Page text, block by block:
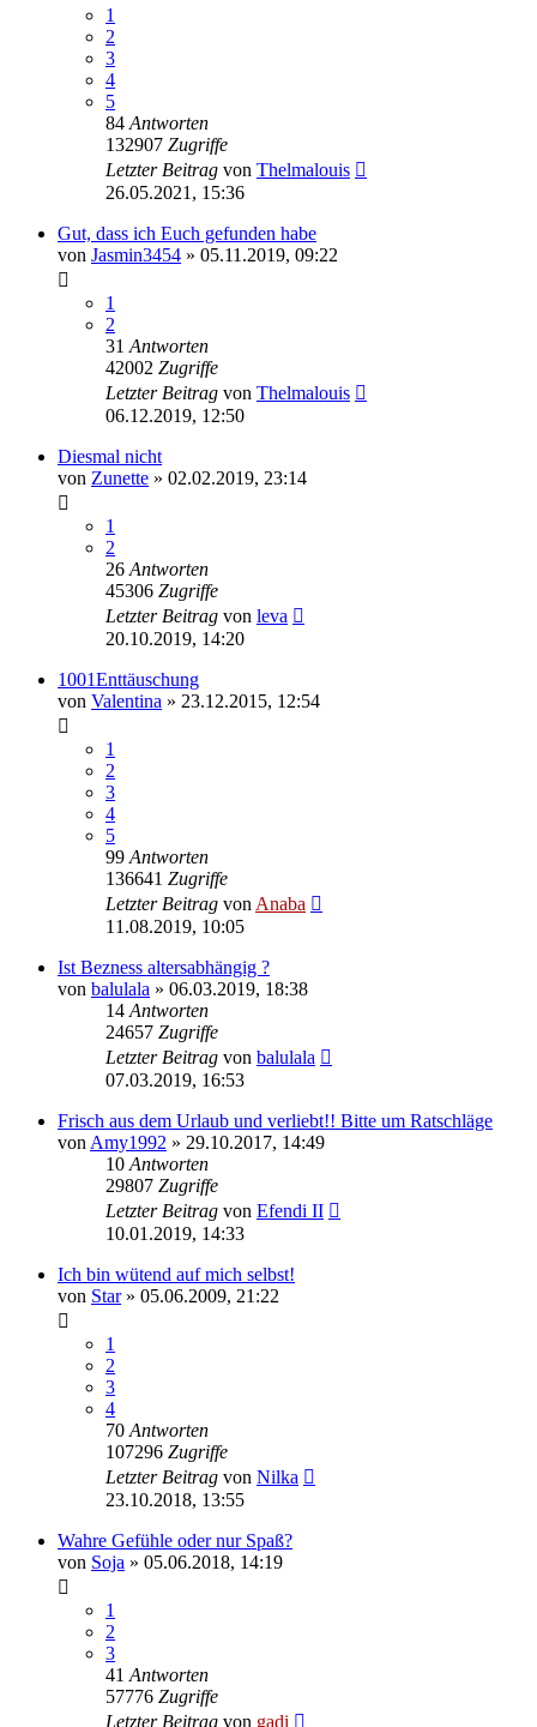
1
2
3
4
5
84 Antworten
132907 Zugriffe
Letzter Beitrag von Thelmalouis
26.05.2021, 15:36
Gut, dass ich Euch gefunden habe
von Jasmin3454 » 05.11.2019, 09:22
1
2
31 Antworten
42002 Zugriffe
Letzter Beitrag von Thelmalouis
06.12.2019, 12:50
Diesmal nicht
von Zunette » 02.02.2019, 23:14
1
2
26 Antworten
45306 Zugriffe
Letzter Beitrag von leva
20.10.2019, 14:20
1001Enttäuschung
von Valentina » 23.12.2015, 12:54
1
2
3
4
5
99 Antworten
136641 Zugriffe
Letzter Beitrag von Anaba
11.08.2019, 10:05
Ist Bezness altersabhängig ?
von balulala » 06.03.2019, 18:38
14 Antworten
24657 Zugriffe
Letzter Beitrag von balulala
07.03.2019, 16:53
Frisch aus dem Urlaub und verliebt!! Bitte um Ratschläge
von Amy1992 » 29.10.2017, 14:49
10 Antworten
29807 Zugriffe
Letzter Beitrag von Efendi II
10.01.2019, 14:33
Ich bin wütend auf mich selbst!
von Star» 05.06.2009, 21:22
1
2
3
4
70 Antworten
107296 Zugriffe
Letzter Beitrag von Nilka
23.10.2018, 13:55
Wahre Gefühle oder nur Spaß?
von Soja » 05.06.2018, 14:19
1
2
3
41 Antworten
57776 Zugriffe
Letzter Beitrag von gadi